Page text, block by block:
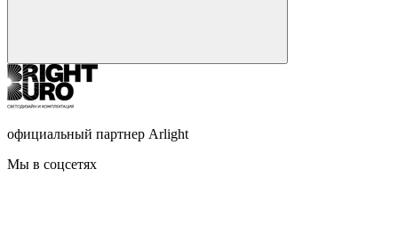
официальный партнер Arlight
Мы в соцсетях